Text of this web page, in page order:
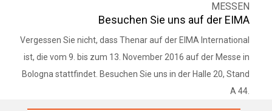
MESSEN
Besuchen Sie uns auf der EIMA
Vergessen Sie nicht, dass Thenar auf der EIMA International
ist, die vom 9. bis zum 13. November 2016 auf der Messe in
Bologna stattfindet. Besuchen Sie uns in der Halle 20, Stand
A 44.